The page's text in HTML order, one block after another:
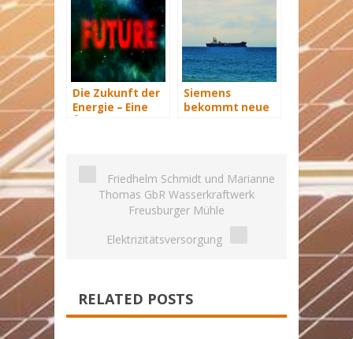
Die Zukunft der
Energie – Eine
Siemens
bekommt neue
Friedhelm Schmidt und Marianne
Thomas GbR Wasserkraftwerk
Freusburger Mühle
Elektrizitätsversorgung
RELATED POSTS